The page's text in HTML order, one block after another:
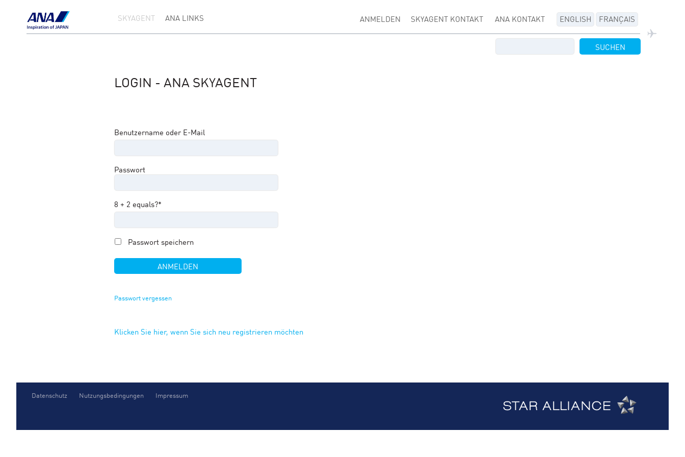
SKYAGENT ANA LINKS ANMELDEN SKYAGENT KONTAKT ANA KONTAKT ENGLISH FRANÇAIS
LOGIN - ANA SKYAGENT
Benutzername oder E-Mail
Passwort
8 + 2 equals?*
Passwort speichern
Passwort vergessen
Klicken Sie hier, wenn Sie sich neu registrieren möchten
Datenschutz Nutzungsbedingungen Impressum